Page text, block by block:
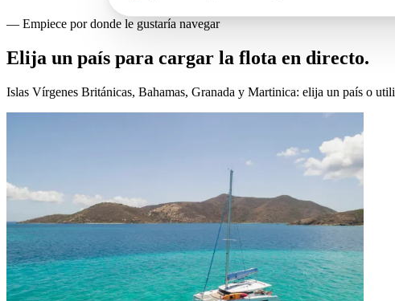
Iniciar un resumen
— Empiece por donde le gustaría navegar
Elija un país para cargar la flota en directo.
Islas Vírgenes Británicas, Bahamas, Granada y Martinica: elija un país o